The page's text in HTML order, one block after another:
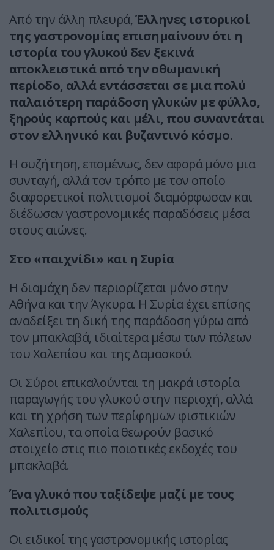
Από την άλλη πλευρά,Έλληνες ιστορικοί
της γαστρονομίας επισημαίνουν ότι η
ιστορία του γλυκού δεν ξεκινά
αποκλειστικά από την οθωμανική
περίοδο, αλλά εντάσσεται σε μια πολύ
παλαιότερη παράδοση γλυκών με φύλλο,
ξηρούς καρπούς και μέλι, που συναντάται
στον ελληνικό και βυζαντινό κόσμο.
Η συζήτηση, επομένως, δεν αφορά μόνο μια
συνταγή, αλλά τον τρόπο με τον οποίο
διαφορετικοί πολιτισμοί διαμόρφωσαν και
διέδωσαν γαστρονομικές παραδόσεις μέσα
στους αιώνες.
Στο «παιχνίδι» και η Συρία
Η διαμάχη δεν περιορίζεται μόνο στην
Αθήνα και την Άγκυρα. Η Συρία έχει επίσης
αναδείξει τη δική της παράδοση γύρω από
τον μπακλαβά, ιδιαίτερα μέσω των πόλεων
του Χαλεπίου και της Δαμασκού.
Οι Σύροι επικαλούνται τη μακρά ιστορία
παραγωγής του γλυκού στην περιοχή, αλλά
και τη χρήση των περίφημων φιστικιών
Χαλεπίου, τα οποία θεωρούν βασικό
στοιχείο στις πιο ποιοτικές εκδοχές του
μπακλαβά.
Ένα γλυκό που ταξίδεψε μαζί με τους
πολιτισμούς
Οι ειδικοί της γαστρονομικής ιστορίας